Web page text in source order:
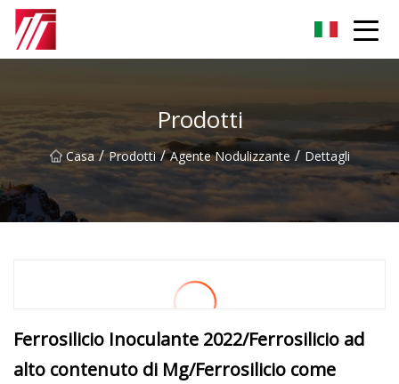
Prodotti
Casa / Prodotti / Agente Nodulizzante / Dettagli
Ferrosilicio Inoculante 2022/Ferrosilicio ad
alto contenuto di Mg/Ferrosilicio come